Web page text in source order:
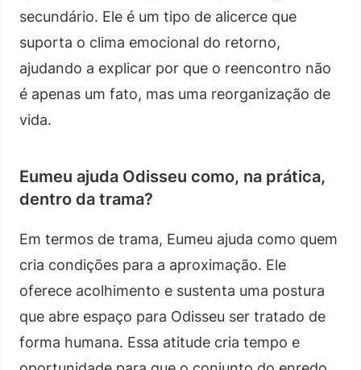
secundário. Ele é um tipo de alicerce que
suporta o clima emocional do retorno,
ajudando a explicar por que o reencontro não
é apenas um fato, mas uma reorganização de
vida.
Eumeu ajuda Odisseu como, na prática,
dentro da trama?
Em termos de trama, Eumeu ajuda como quem
cria condições para a aproximação. Ele
oferece acolhimento e sustenta uma postura
que abre espaço para Odisseu ser tratado de
forma humana. Essa atitude cria tempo e